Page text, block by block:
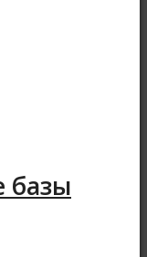
базы